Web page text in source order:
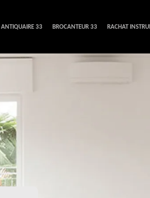
ANTIQUAIRE 33 BROCANTEUR 33 RACHAT